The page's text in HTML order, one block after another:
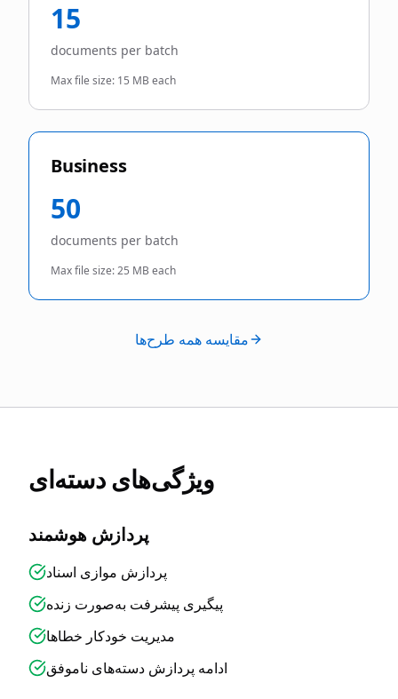
15
documents per batch
Max file size: 15 MB each
Business
50
documents per batch
Max file size:25 MB each
مقایسه همه طرح‌ها
ویژگی‌های دسته‌ای
پردازش هوشمند
پردازش موازی اسناد
پیگیری پیشرفت به‌صورت زنده
مدیریت خودکار خطاها
ادامه پردازش دسته‌های ناموفق